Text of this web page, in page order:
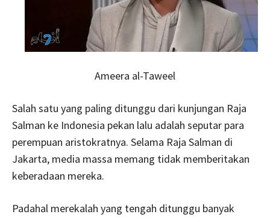
Ameera al-Taweel
Salah satu yang paling ditunggu dari kunjungan Raja
Salman ke Indonesia pekan lalu adalah seputar para
perempuan aristokratnya. Selama Raja Salman di
Jakarta, media massa memang tidak memberitakan
keberadaan mereka.
Padahal merekalah yang tengah ditunggu banyak